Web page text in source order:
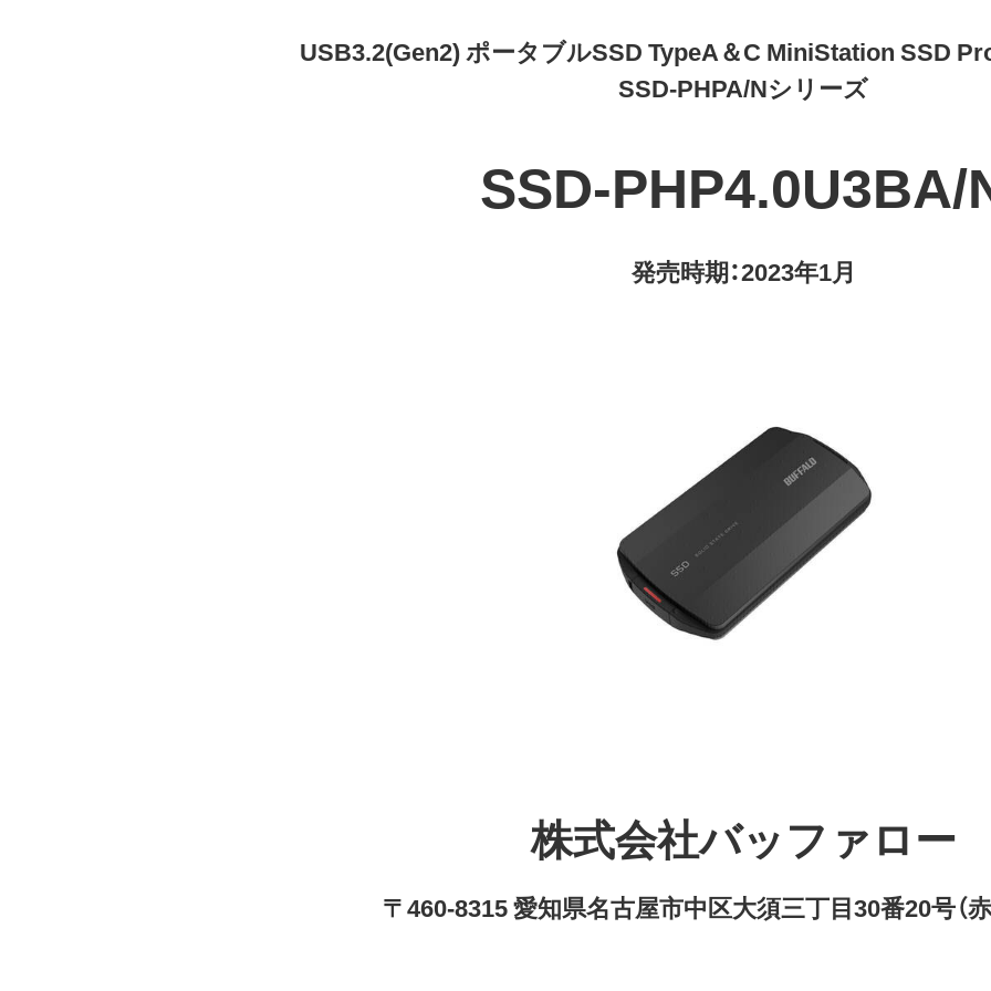
USB3.2(Gen2) ポータブルSSD TypeA＆C MiniStation SSD
SSD-PHPA/Nシリーズ
SSD-PHP4.0U3BA/
発売時期：2023年1月
株式会社バッファロー
〒460-8315 愛知県名古屋市中区大須三丁目30番20号（